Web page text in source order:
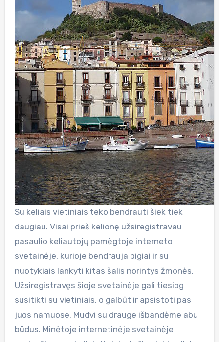
Su keliais vietiniais teko bendrauti šiek tiek
daugiau. Visai prieš kelionę užsiregistravau
pasaulio keliautojų pamėgtoje interneto
svetainėje, kurioje bendrauja pigiai ir su
nuotykiais lankyti kitas šalis norintys žmonės.
Užsiregistravęs šioje svetainėje gali tiesiog
susitikti su vietiniais, o galbūt ir apsistoti pas
juos namuose. Mudvi su drauge išbandėme abu
būdus. Minėtoje internetinėje svetainėje